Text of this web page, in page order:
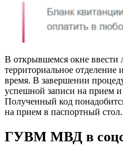
В открывшемся окне ввести
территориальное отделение
время. В завершении
успешной записи на прием
Полученный код
на прием в паспортный стол.
ГУВМ МВД в